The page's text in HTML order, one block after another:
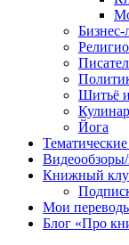
Бизнес-
Шитьё
Йога
Книжный
Мои
Блог «Про